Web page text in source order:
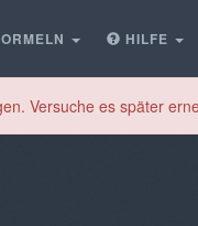
HILFE
Versuche es später